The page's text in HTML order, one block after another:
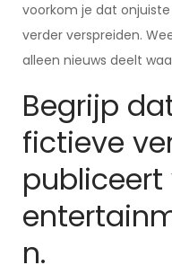
voorkom je dat
verder verspreiden.
alleen nieuws deelt
Begrijp
fictieve
publiceert
n.